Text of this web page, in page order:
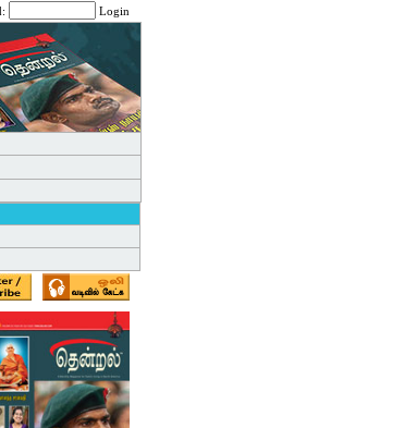
Login